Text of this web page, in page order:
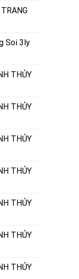
Soi 3ly
THỦY
THỦY
THỦY
THỦY
THỦY
THỦY
THỦY